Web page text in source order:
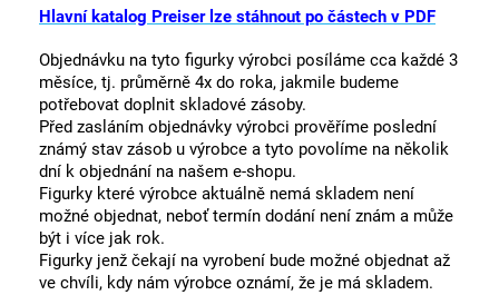
Hlavní katalog Preiser lze stáhnout po částech v PDF
Objednávku na tyto figurky výrobci posíláme cca každé 3
měsíce, tj. průměrně 4x do roka, jakmile budeme
potřebovat doplnit skladové zásoby.
Před zasláním objednávky výrobci prověříme poslední
známý stav zásob u výrobce a tyto povolíme na několik
dní k objednání na našem e-shopu.
Figurky které výrobce aktuálně nemá skladem není
možné objednat, neboť termín dodání není znám a může
být i více jak rok.
Figurky jenž čekají na vyrobení bude možné objednat až
ve chvíli, kdy nám výrobce oznámí, že je má skladem.